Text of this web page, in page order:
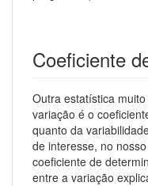
Coeficiente
Outra estatística
variação é o
quanto da
de interesse, no
coeficiente de
entre a variação